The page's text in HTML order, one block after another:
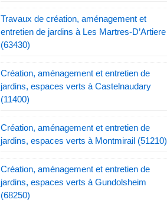
Travaux de création, aménagement et
entretien de jardins à Les Martres-D’Artiere
(63430)
Création, aménagement et entretien de
jardins, espaces verts à Castelnaudary
(11400)
Création, aménagement et entretien de
jardins, espaces verts à Montmirail (51210)
Création, aménagement et entretien de
jardins, espaces verts à Gundolsheim
(68250)